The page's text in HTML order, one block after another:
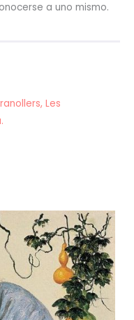
a uno mismo.
Les